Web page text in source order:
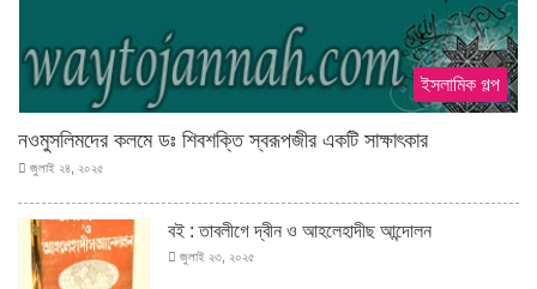
ইসলামিক গল্প
নওমুসলিমদের কলমে ডঃ শিবশক্তি স্বরূপজীর একটি সাক্ষাৎকার
জুলাই ২৪, ২০২৫
বই : তাবলীগে দ্বীন ও আহলেহাদীছ আন্দোলন
জুলাই ২৩, ২০২৫